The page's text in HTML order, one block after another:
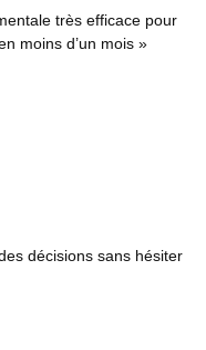
très efficace pour
moins d’un mois »
décisions sans hésiter